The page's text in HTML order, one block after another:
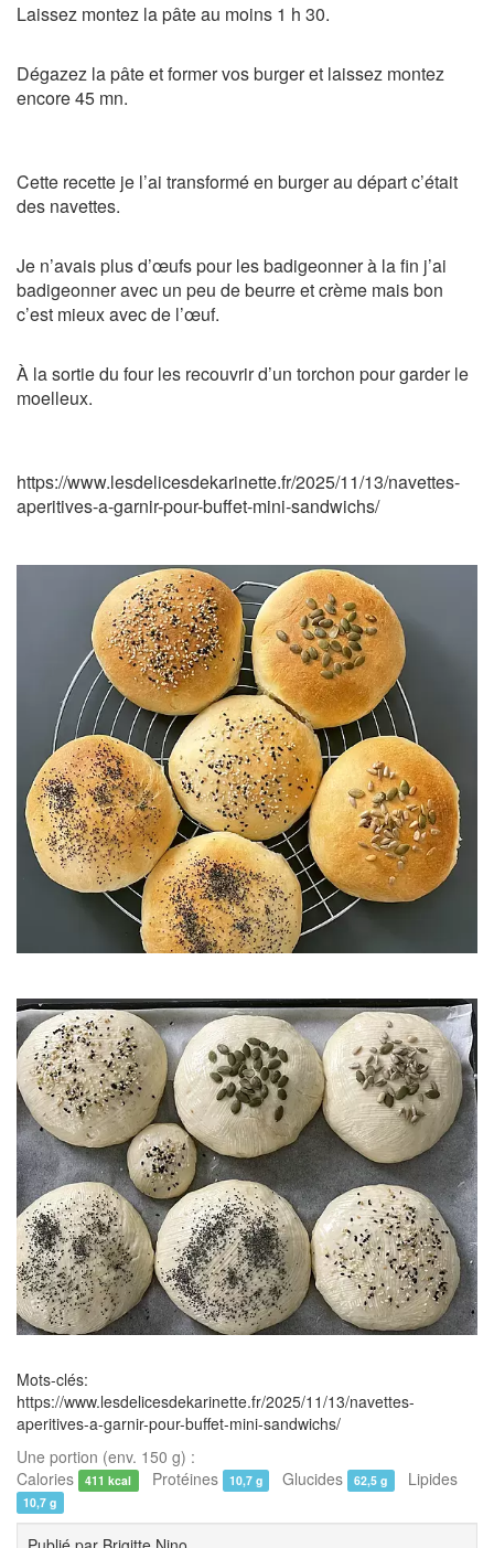
Laissez montez la pâte au moins 1 h 30.
Dégazez la pâte et former vos burger et laissez montez
encore 45 mn.
Cette recette je l’ai transformé en burger au départ c’était
des navettes.
Je n’avais plus d’œufs pour les badigeonner à la fin j’ai
badigeonner avec un peu de beurre et crème mais bon
c’est mieux avec de l’œuf.
À la sortie du four les recouvrir d’un torchon pour garder le
moelleux.
https://www.lesdelicesdekarinette.fr/2025/11/13/navettes-
aperitives-a-garnir-pour-buffet-mini-sandwichs/
Mots-clés:
https://www.lesdelicesdekarinette.fr/2025/11/13/navettes-
aperitives-a-garnir-pour-buffet-mini-sandwichs/
Une portion (env. 150 g) :
Calories
411 kcal Protéines 10,7 g Glucides 62,5 g Lipides
10,7 g